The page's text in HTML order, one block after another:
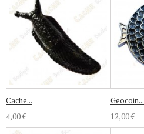
Cache...
4,00 €
Geocoin...
12,00 €